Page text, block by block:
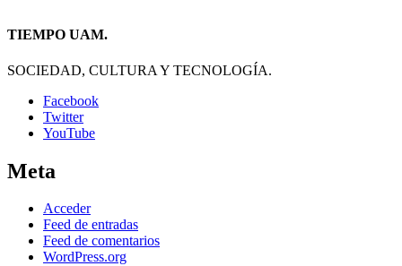
TIEMPO UAM.
SOCIEDAD, CULTURA Y TECNOLOGÍA.
Facebook
Twitter
YouTube
Meta
Acceder
Feed de entradas
Feed de comentarios
WordPress.org